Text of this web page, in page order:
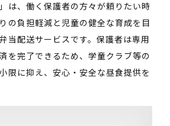
は、働く保護者の方々が頼りたい時
の負担軽減と児童の健全な育成を目
当配送サービスです。保護者は専用
を完了できるため、学童クラブ等の
限に抑え、安心・安全な昼食提供を